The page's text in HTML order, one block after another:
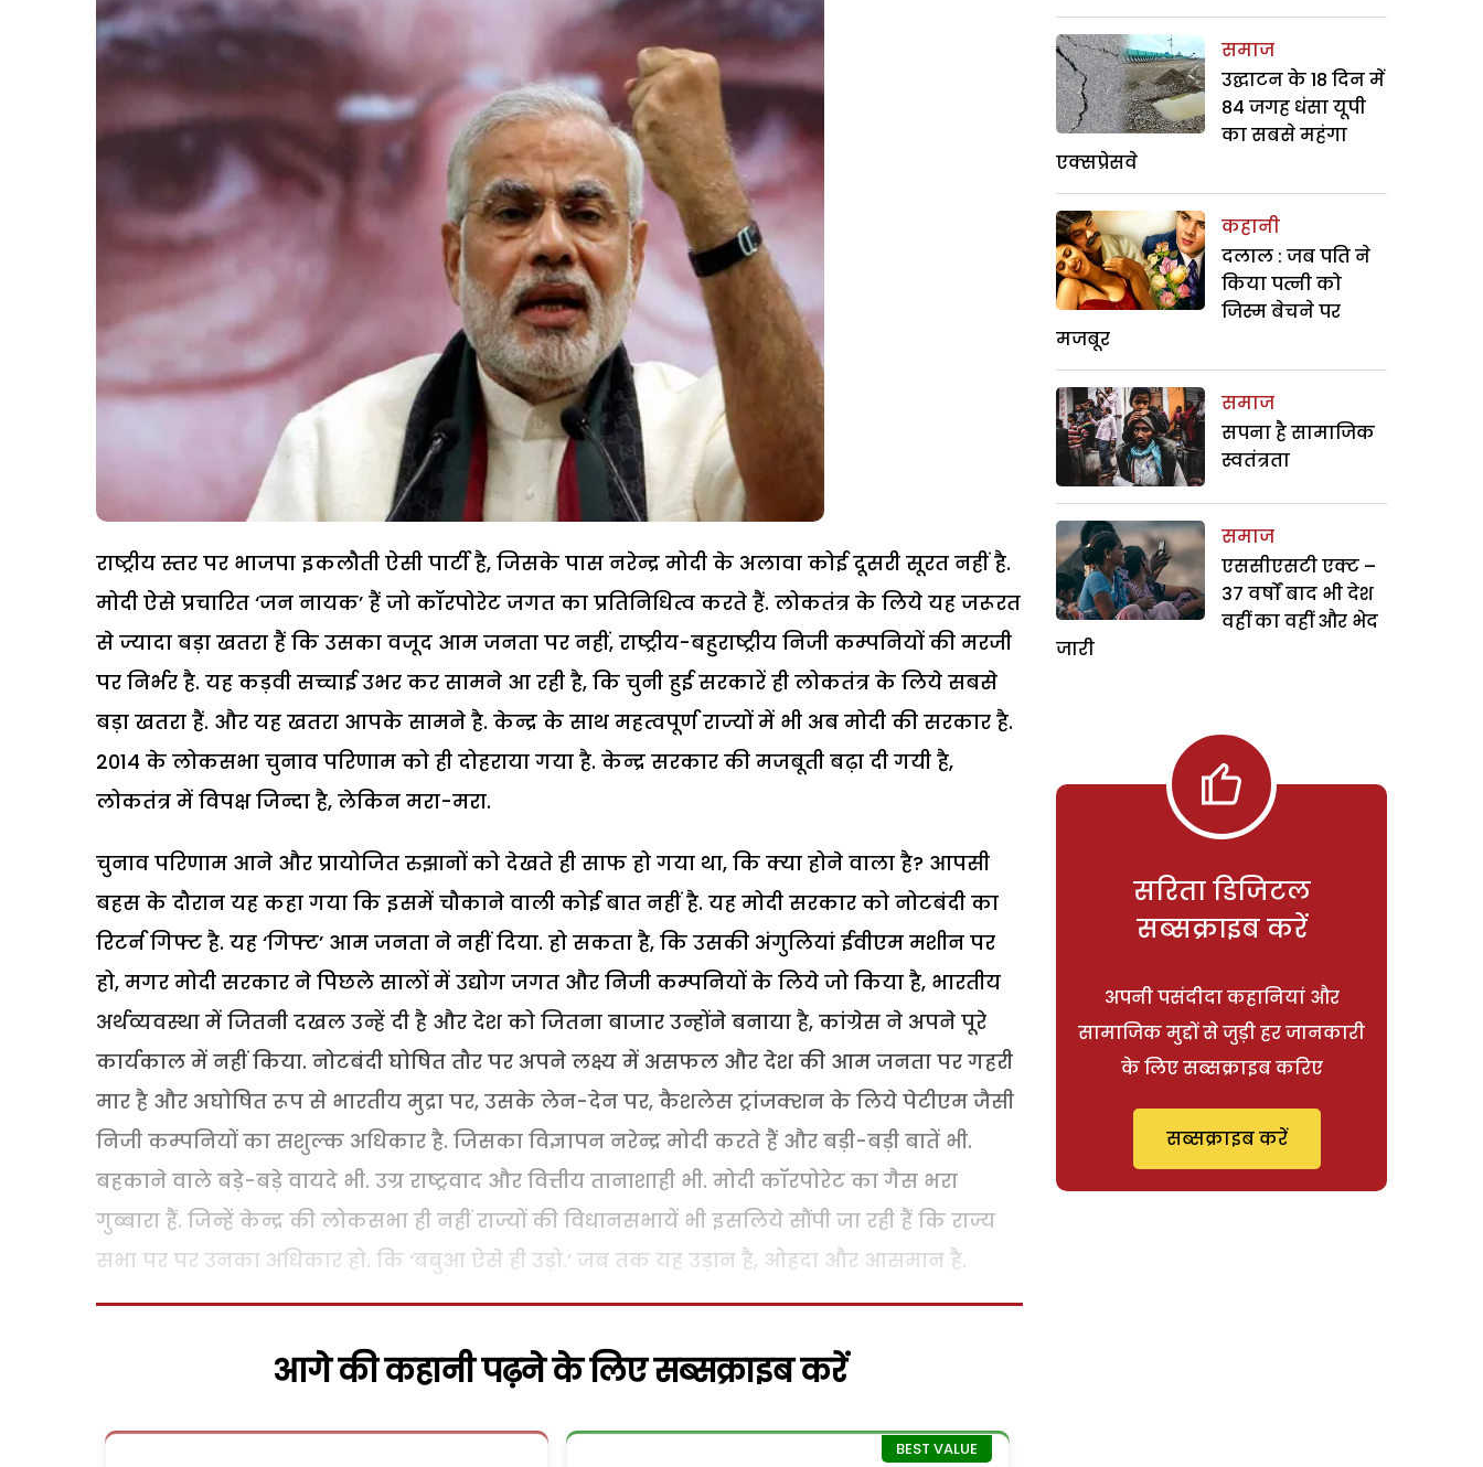
राष्ट्रीय स्तर पर भाजपा इकलौती ऐसी पार्टी है, जिसके पास नरेन्द्र मोदी के अलावा कोई दूसरी सूरत नहीं है.
मोदी ऐसे प्रचारित ‘जन नायक’ हैं जो कॉरपोरेट जगत का प्रतिनिधित्व करते हैं. लोकतंत्र के लिये यह जरूरत
से ज्यादा बड़ा खतरा हैं कि उसका वजूद आम जनता पर नहीं, राष्ट्रीय-बहुराष्ट्रीय निजी कम्पनियों की मरजी
पर निर्भर है. यह कड़वी सच्चाई उभर कर सामने आ रही है, कि चुनी हुई सरकारें ही लोकतंत्र के लिये सबसे
बड़ा खतरा हैं. और यह खतरा आपके सामने है. केन्द्र के साथ महत्वपूर्ण राज्यों में भी अब मोदी की सरकार है.
2014 के लोकसभा चुनाव परिणाम को ही दोहराया गया है. केन्द्र सरकार की मजबूती बढ़ा दी गयी है,
लोकतंत्र में विपक्ष जिन्दा है, लेकिन मरा-मरा.
चुनाव परिणाम आने और प्रायोजित रुझानों को देखते ही साफ हो गया था, कि क्या होने वाला है? आपसी
बहस के दौरान यह कहा गया कि इसमें चौकाने वाली कोई बात नहीं है. यह मोदी सरकार को नोटबंदी का
रिटर्न गिफ्ट है. यह ‘गिफ्ट’ आम जनता ने नहीं दिया. हो सकता है, कि उसकी अंगुलियां ईवीएम मशीन पर
हो, मगर मोदी सरकार ने पिछले सालों में उद्योग जगत और निजी कम्पनियों के लिये जो किया है, भारतीय
अर्थव्यवस्था में जितनी दखल उन्हें दी है और देश को जितना बाजार उन्होंने बनाया है, कांग्रेस ने अपने पूरे
कार्यकाल में नहीं किया. नोटबंदी घोषित तौर पर अपने लक्ष्य में असफल और देश की आम जनता पर गहरी
मार है और अघोषित रूप से भारतीय मुद्रा पर, उसके लेन-देन पर, कैशलेस ट्रांजक्शन के लिये पेटीएम जैसी
निजी कम्पनियों का सशुल्क अधिकार है. जिसका विज्ञापन नरेन्द्र मोदी करते हैं और बड़ी-बड़ी बातें भी.
बहकाने वाले बड़े-बड़े वायदे भी. उग्र राष्ट्रवाद और वित्तीय तानाशाही भी. मोदी कॉरपोरेट का गैस भरा
गुब्बारा हैं. जिन्हें केन्द्र की लोकसभा ही नहीं राज्यों की विधानसभायें भी इसलिये सौंपी जा रही हैं कि राज्य
सभा पर पर उनका अधिकार हो. कि ‘बबुआ ऐसे ही उड़ो.’ जब तक यह उड़ान है, ओहदा और आसमान है.
आगे की कहानी पढ़ने के लिए सब्सक्राइब करें
समाज
उद्घाटन के 18 दिन में
84 जगह धंसा यूपी
का सबसे महंगा
एक्सप्रेसवे
कहानी
दलाल : जब पति ने
किया पत्नी को
जिस्म बेचने पर
मजबूर
समाज
सपना है सामाजिक
स्वतंत्रता
समाज
एससीएसटी एक्ट –
37 वर्षों बाद भी देश
वहीं का वहीं और भेद
जारी
सरिता डिजिटल
सब्सक्राइब करें
अपनी पसंदीदा कहानियां और
सामाजिक मुद्दों से जुड़ी हर जानकारी
के लिए सब्सक्राइब करिए
सब्सक्राइब करें